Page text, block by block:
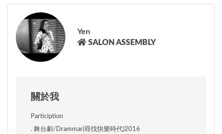
Yen
SALON ASSEMBLY
關於我
Particiption
. 舞台劇/Drammar(尋找快樂時代)2016